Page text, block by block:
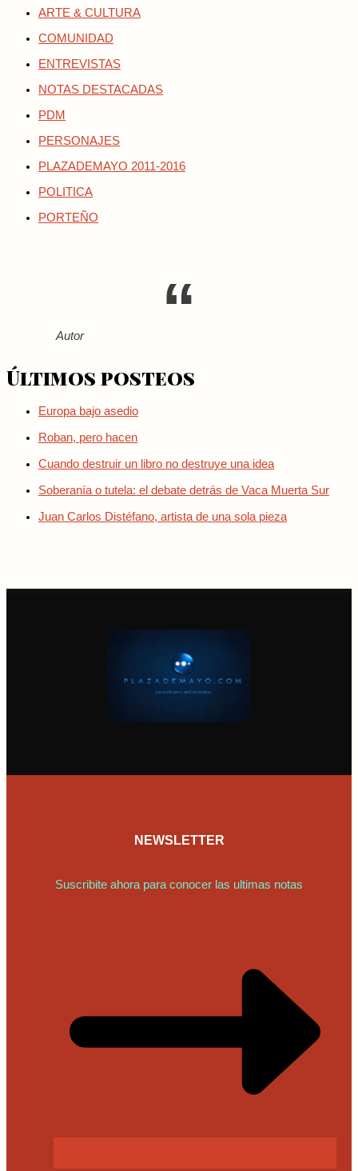
ARTE & CULTURA
COMUNIDAD
ENTREVISTAS
NOTAS DESTACADAS
PDM
PERSONAJES
PLAZADEMAYO 2011-2016
POLITICA
PORTEÑO
Autor
Últimos posteos
Europa bajo asedio
Roban, pero hacen
Cuando destruir un libro no destruye una idea
Soberanía o tutela: el debate detrás de Vaca Muerta Sur
Juan Carlos Distéfano, artista de una sola pieza
NEWSLETTER
Suscribite ahora para conocer las ultimas notas